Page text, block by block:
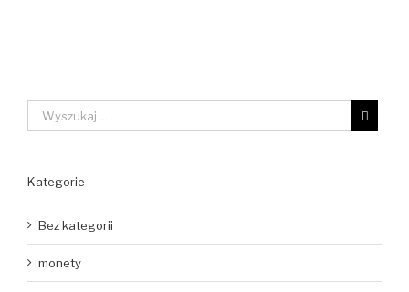
Kategorie
Bez kategorii
monety